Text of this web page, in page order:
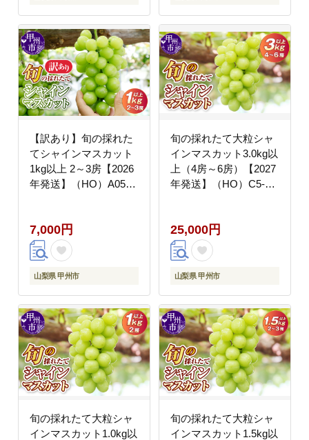
【訳あり】旬の採れた
てシャインマスカット
1kg以上 2～3房【2026
年発送】（HO）A05-
7,000円
山梨県 甲州市
旬の採れたて大粒シャ
インマスカット3.0kg以
上（4房～6房）【2027
年発送】（HO）C5-
25,000円
山梨県 甲州市
旬の採れたて大粒シャ
インマスカット1.0kg以
旬の採れたて大粒シャ
インマスカット1.5kg以